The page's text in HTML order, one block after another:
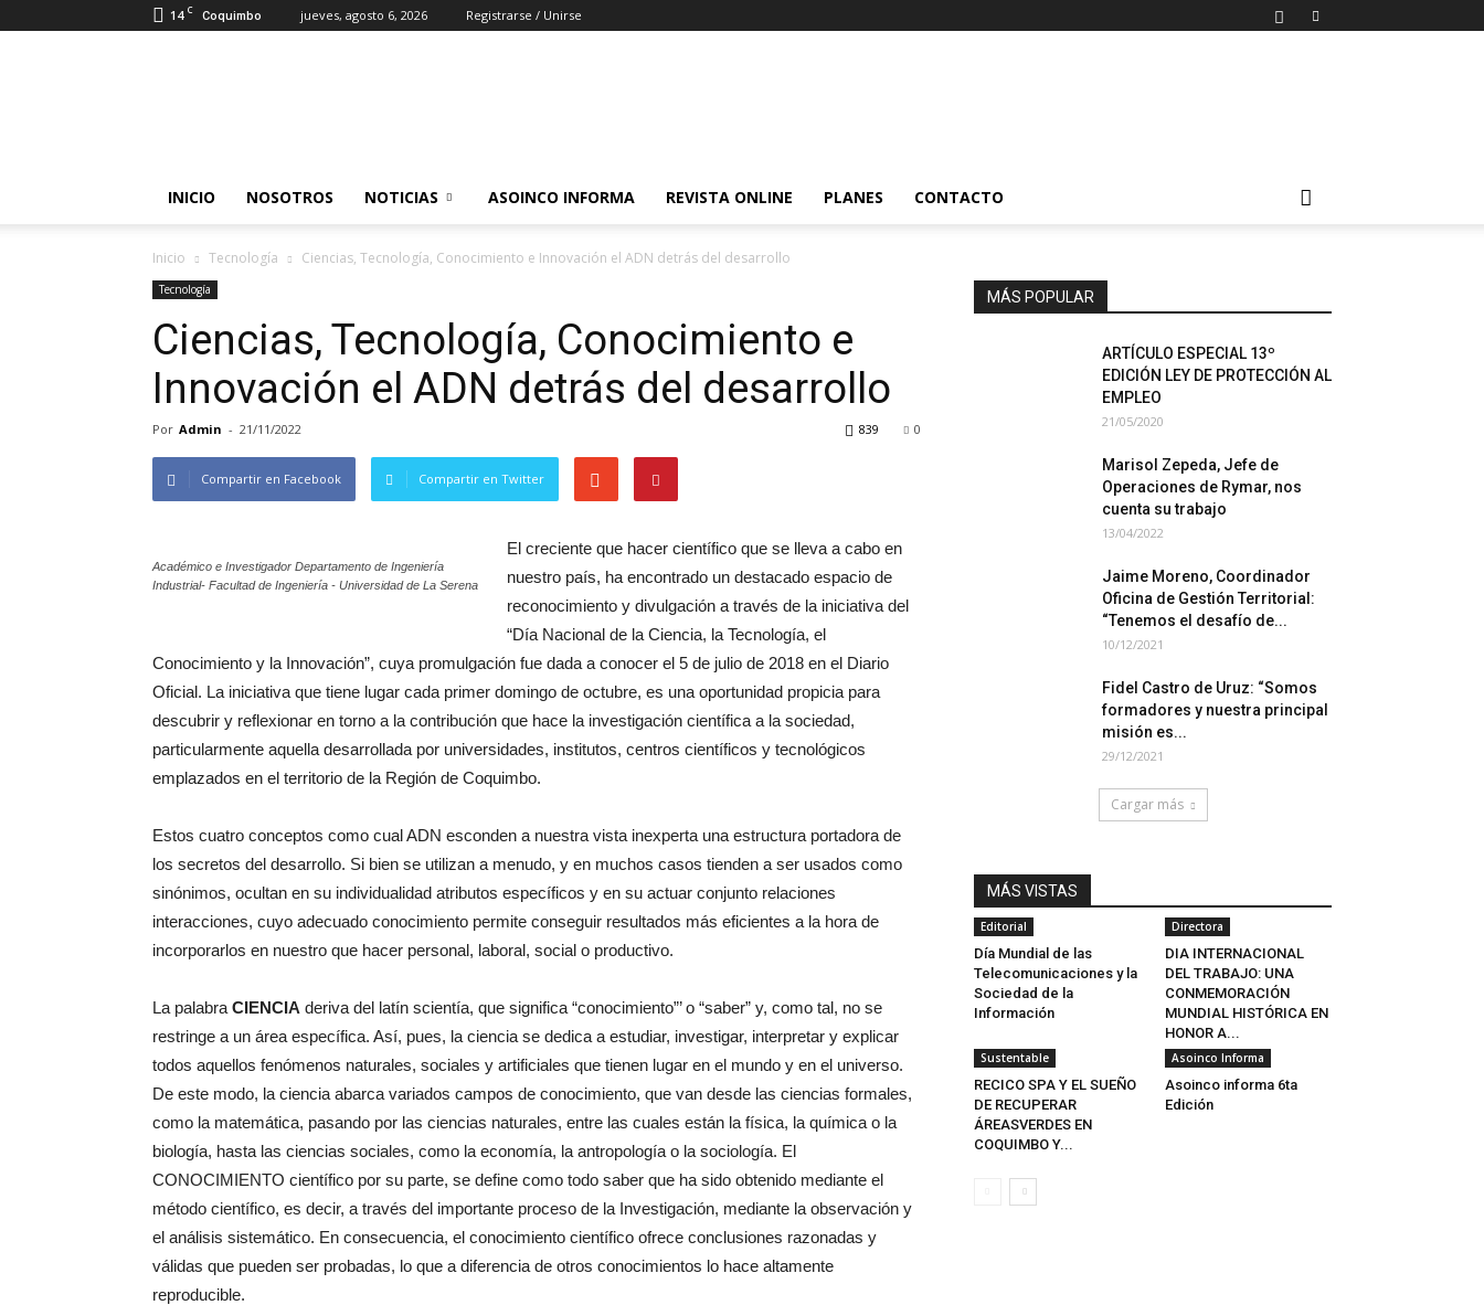
14 C Coquimbo jueves, agosto 6, 2026 Registrarse / Unirse
INICIO NOSOTROS NOTICIAS ASOINCO INFORMA REVISTA ONLINE PLANES CONTACTO
Inicio Tecnología Ciencias, Tecnología, Conocimiento e Innovación el ADN detrás del desarrollo
Tecnología
Ciencias, Tecnología, Conocimiento e
Innovación el ADN detrás del desarrollo
Por Admin - 21/11/2022 0
839
Compartir en Facebook Compartir en Twitter
Académico e Investigador Departamento de Ingeniería
Industrial- Facultad de Ingeniería - Universidad de La Serena
El creciente que hacer científico que se lleva a cabo en
nuestro país, ha encontrado un destacado espacio de
reconocimiento y divulgación a través de la iniciativa del
“Día Nacional de la Ciencia, la Tecnología, el
Conocimiento y la Innovación”, cuya promulgación fue dada a conocer el 5 de julio de 2018 en el Diario
Oficial. La iniciativa que tiene lugar cada primer domingo de octubre, es una oportunidad propicia para
descubrir y reflexionar en torno a la contribución que hace la investigación científica a la sociedad,
particularmente aquella desarrollada por universidades, institutos, centros científicos y tecnológicos
emplazados en el territorio de la Región de Coquimbo.
Estos cuatro conceptos como cual ADN esconden a nuestra vista inexperta una estructura portadora de
los secretos del desarrollo. Si bien se utilizan a menudo, y en muchos casos tienden a ser usados como
sinónimos, ocultan en su individualidad atributos específicos y en su actuar conjunto relaciones
interacciones, cuyo adecuado conocimiento permite conseguir resultados más eficientes a la hora de
incorporarlos en nuestro que hacer personal, laboral, social o productivo.
La palabra CIENCIA deriva del latín scientía, que significa “conocimiento”’ o “saber” y, como tal, no se
restringe a un área específica. Así, pues, la ciencia se dedica a estudiar, investigar, interpretar y explicar
todos aquellos fenómenos naturales, sociales y artificiales que tienen lugar en el mundo y en el universo.
De este modo, la ciencia abarca variados campos de conocimiento, que van desde las ciencias formales,
como la matemática, pasando por las ciencias naturales, entre las cuales están la física, la química o la
biología, hasta las ciencias sociales, como la economía, la antropología o la sociología. El
CONOCIMIENTO científico por su parte, se define como todo saber que ha sido obtenido mediante el
método científico, es decir, a través del importante proceso de la Investigación, mediante la observación y
el análisis sistemático. En consecuencia, el conocimiento científico ofrece conclusiones razonadas y
válidas que pueden ser probadas, lo que a diferencia de otros conocimientos lo hace altamente
reproducible.
MÁS POPULAR
ARTÍCULO ESPECIAL 13º
EDICIÓN LEY DE PROTECCIÓN AL
EMPLEO
21/05/2020
Marisol Zepeda, Jefe de
Operaciones de Rymar, nos
cuenta su trabajo
13/04/2022
Jaime Moreno, Coordinador
Oficina de Gestión Territorial:
“Tenemos el desafío de...
10/12/2021
Fidel Castro de Uruz: “Somos
formadores y nuestra principal
misión es...
29/12/2021
Cargar más
MÁS VISTAS
Editorial
Día Mundial de las
Telecomunicaciones y la
Sociedad de la
Información
Directora
DIA INTERNACIONAL
DEL TRABAJO: UNA
CONMEMORACIÓN
MUNDIAL HISTÓRICA EN
HONOR A...
Sustentable
RECICO SPA Y EL SUEÑO
DE RECUPERAR
ÁREASVERDES EN
COQUIMBO Y...
Asoinco Informa
Asoinco informa 6ta
Edición